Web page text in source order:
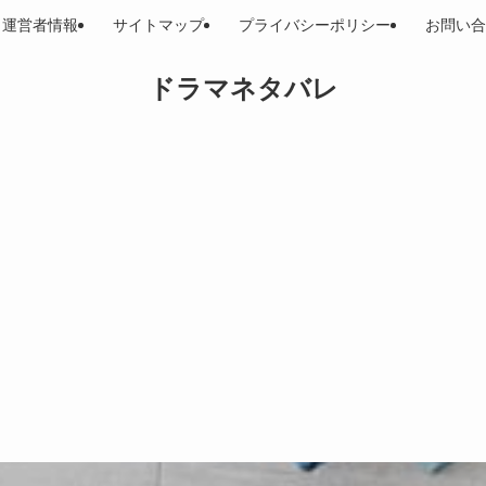
ドラマネタバレ
運営者情報 サイトマップ プライバシーポリシー お問い